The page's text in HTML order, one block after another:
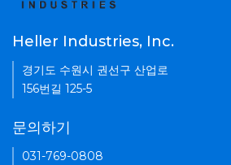
Heller Industries, Inc.
경기도 수원시 권선구 산업로
156번길 125-5
문의하기
031-769-0808